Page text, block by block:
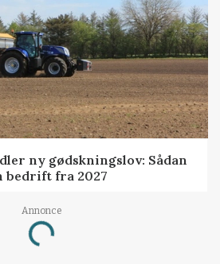
ny gødskningslov: Sådan
bedrift fra 2027
Annonce
Loading...